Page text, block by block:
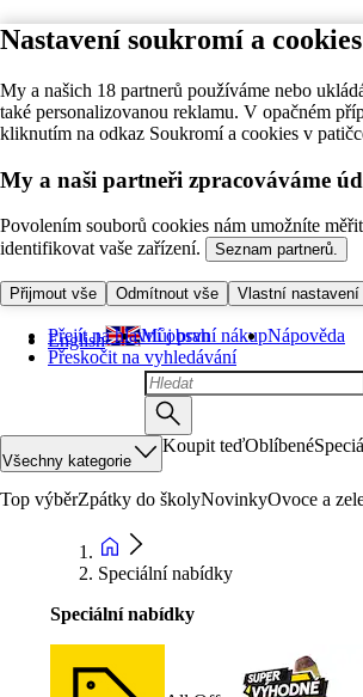
Nastavení soukromí a cookies
My a našich 18 partnerů používáme nebo
také personalizovanou reklamu. V opačném
kliknutím na odkaz Soukromí a cookies v
My a naši partneři zpracováváme
Povolením souborů cookies nám umožníte
identifikovat vaše zařízení.
Seznam partnerů.
Přijmout vše Odmítnout vše Vlastní nastavení
Přejít na hlavní obsah
Přeskočit na vyhledávání
English Můj první nákupNápověda
Všechny kategorie
Koupit teďOblíbené
Top výběrZpátky do školyNovinkyOvoce a
Speciální nabídky
Speciální nabídky